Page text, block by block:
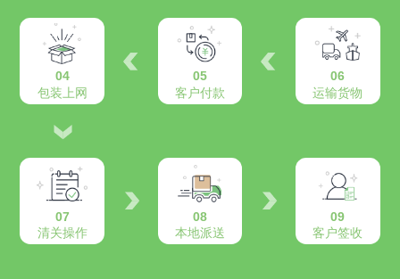
04
包装上网
05
客户付款
06
运输货物
07
清关操作
08
本地派送
09
客户签收